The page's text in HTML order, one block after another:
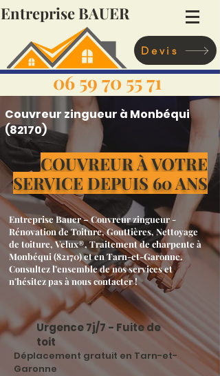
Entreprise BAUER
Devis
06 59 70 55 71
Couvreur zingueur à Monbéqui
(82170)
COUVREUR À VOTRE
SERVICE DEPUIS 60 ANS
Entreprise Bauer – Couvreur zingueur -
Rénovation de Toiture, Gouttières, Nettoyage
de toiture, Velux®, Traitement de charpente à
Monbéqui (82170) et en Tarn-et-Garonne.
Consultez l’ensemble de nos services et
n’hésitez pas à nous contacter !
Urgence 7j/7 - Fuite de
toit
Déplacement gratuit en Tarn-et-
Garonne